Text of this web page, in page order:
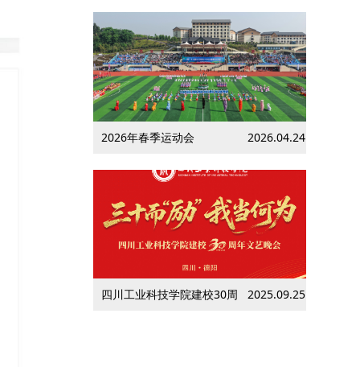
2026年春季运动会 2026.04.24
四川工业科技学院建校30周 2025.09.25